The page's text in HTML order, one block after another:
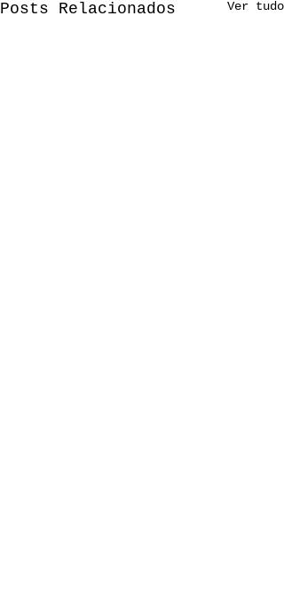
Posts Relacionados Ver tudo